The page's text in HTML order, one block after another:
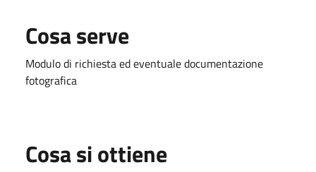
Cosa serve
Modulo di richiesta ed eventuale documentazione
fotografica
Cosa si ottiene